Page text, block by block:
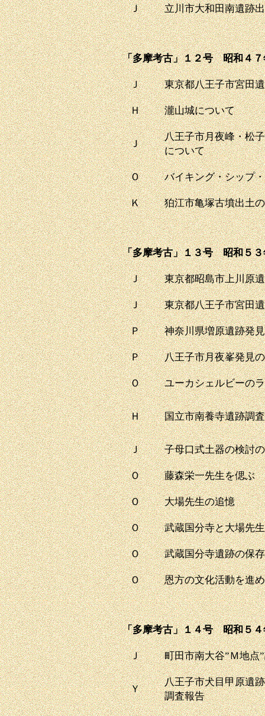
Ｊ 立川市大和田南遺跡
「多摩考古」１２号 昭和４７
Ｊ 東京都八王子市宮田
Ｈ 瀧山城について
Ｊ
八王子市月夜峰・松
について
Ｏ バイキング・シップ
Ｋ 狛江市亀塚古墳出土
「多摩考古」１３号 昭和５３
Ｊ 東京都昭島市上川原
Ｊ 東京都八王子市宮田
Ｐ 神奈川県増原遺跡発
Ｐ 八王子市月夜峯発見
Ｏ ユーカシェルビーの
Ｈ 国立市南養寺遺跡調
Ｊ 子母口式土器の検討
Ｏ 藤森栄一先生を偲ぶ
Ｏ 大場先生の追憶
Ｏ 武蔵国分寺と大場先生
Ｏ 武蔵国分寺遺跡の保
Ｏ 恩方の文化活動を進
「多摩考古」１４号 昭和５４
Ｊ 町田市南大谷”Ｍ地点
Ｙ
八王子市犬目甲原遺
調査報告